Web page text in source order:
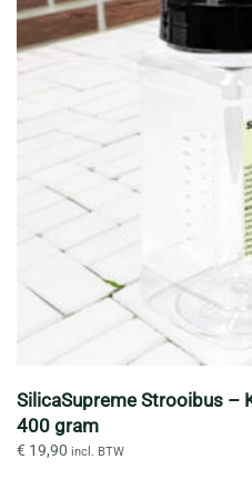
SilicaSupreme Strooibus –
400 gram
€ 19,90 incl. BTW